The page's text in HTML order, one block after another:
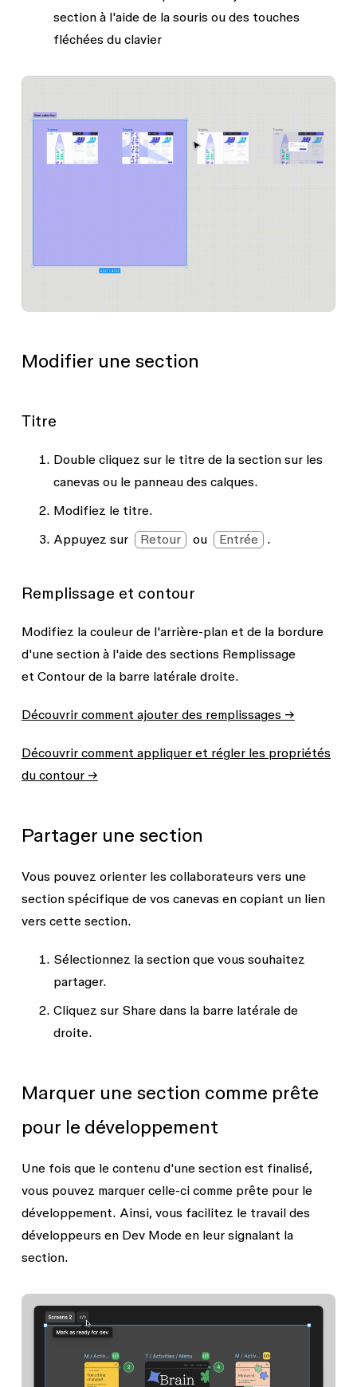
section à l'aide de la souris ou des touches
fléchées du clavier
Modifier une section
Titre
Double cliquez sur le titre de la section sur les
canevas ou le panneau des calques.
Modifiez le titre.
Appuyez sur
Retour ou Entrée .
Remplissage et contour
Modifiez la couleur de l'arrière-plan et de la bordure
d'une section à l'aide des sections Remplissage
et Contourde la barre latérale droite.
Découvrir comment ajouter des remplissages →
Découvrir comment appliquer et régler les propriétés
du contour →
Partager une section
Vous pouvez orienter les collaborateurs vers une
section spécifique de vos canevas en copiant un lien
vers cette section.
Sélectionnez la section que vous souhaitez
partager.
Cliquez sur Sharedans la barre latérale de
droite.
Marquer une section comme prête
pour le développement
Une fois que le contenu d'une section est finalisé,
vous pouvez marquer celle-ci comme prête pour le
développement. Ainsi, vous facilitez le travail des
développeurs en Dev Mode en leur signalant la
section.